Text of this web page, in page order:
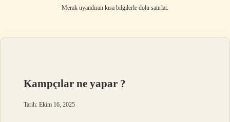
Yasal Uyarı
Merak uyandıran kısa bilgilerle dolu satırlar.
Kampçılar ne yapar ?
Tarih: Ekim 16, 2025